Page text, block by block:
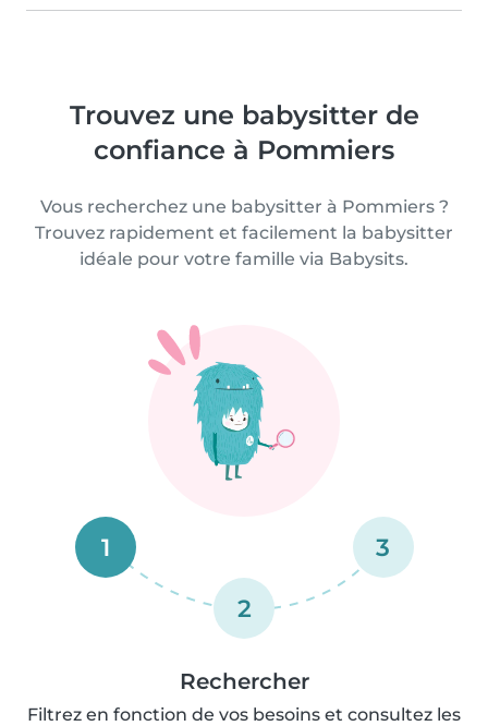
Trouvez une babysitter de
confiance à Pommiers
Vous recherchez une babysitter à Pommiers ?
Trouvez rapidement et facilement la babysitter
idéale pour votre famille via Babysits.
1
2
3
Rechercher
Filtrez en fonction de vos besoins et consultez les